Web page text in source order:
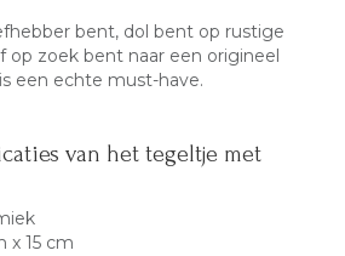
bent, dol bent op rustige
op zoek bent naar een origineel
een echte must-have.
van het tegeltje met
x 15 cm